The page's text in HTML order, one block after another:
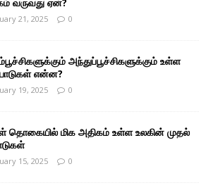
21, 2025 0
அந்துப்பூச்சிகளுக்கும் உள்ள
என்ன?
19, 2025 0
தொகையில் மிக அதிகம் உள்ள உலகின் முதல்
15, 2025 0